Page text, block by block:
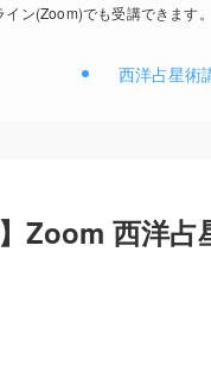
ン(Zoom)でも受講できます。
西洋占星術
】Zoom 西洋